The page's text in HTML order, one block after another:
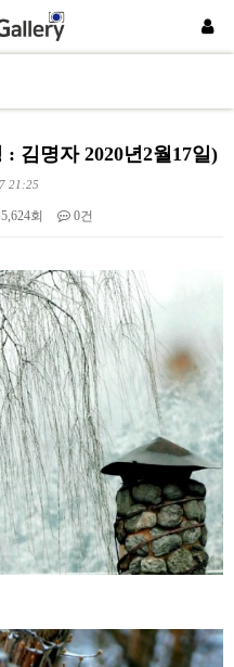
김명자 2020년2월17일)
21:25
회 0건